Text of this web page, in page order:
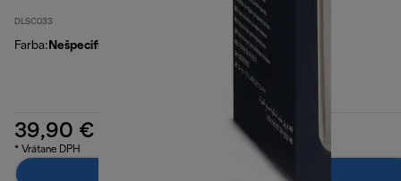
DLSC033
Farba: Nešpecifikované
39,90 €
* Vrátane DPH